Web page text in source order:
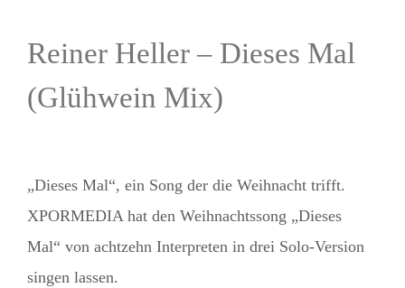
Reiner Heller – Dieses Mal
(Glühwein Mix)
„Dieses Mal“, ein Song der die Weihnacht trifft.
XPORMEDIA hat den Weihnachtssong „Dieses
Mal“ von achtzehn Interpreten in drei Solo-Version
singen lassen.